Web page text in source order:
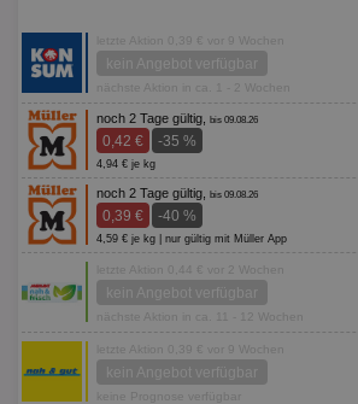
letzte Aktion 0,39 € vor 9 Wochen
kein Angebot verfügbar
nächste Aktion in ca. 1 - 2 Wochen
noch 2 Tage gültig, bis 09.08.26
0,42 € -35 %
4,94 € je kg
noch 2 Tage gültig, bis 09.08.26
0,39 € -40 %
4,59 € je kg | nur gültig mit Müller App
letzte Aktion 0,44 € vor 2 Wochen
kein Angebot verfügbar
nächste Aktion in ca. 11 - 12 Wochen
letzte Aktion 0,39 € vor 9 Wochen
kein Angebot verfügbar
keine Prognose verfügbar